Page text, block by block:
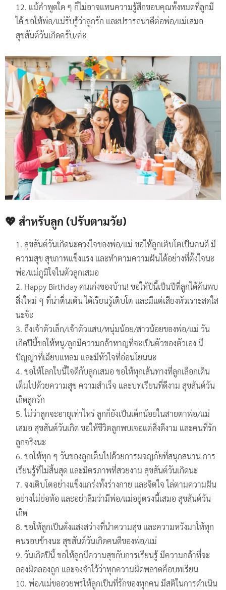
แม้คำพูดใด ๆ ก็ไม่อาจแทนความรู้สึกขอบคุณทั้งหมดที่ลูกมี
ได้ ขอให้พ่อ/แม่รับรู้ว่าลูกรัก และปรารถนาดีต่อพ่อ/แม่เสมอ
สุขสันต์วันเกิดครับ/ค่ะ
💖 สำหรับลูก (ปรับตามวัย)
สุขสันต์วันเกิดนะดวงใจของพ่อ/แม่ ขอให้ลูกเติบโตเป็นคนดี มี
ความสุข สุขภาพแข็งแรง และทำตามความฝันได้อย่างที่ตั้งใจนะ
พ่อ/แม่ภูมิใจในตัวลูกเสมอ
Happy Birthday คนเก่งของบ้าน! ขอให้ปีนี้เป็นปีที่ลูกได้ค้นพบ
สิ่งใหม่ ๆ ที่น่าตื่นเต้น ได้เรียนรู้เติบโต และมีแต่เสียงหัวเราะสดใส
นะจ๊ะ
ถึงเจ้าตัวเล็ก/เจ้าตัวแสบ/หนุ่มน้อย/สาวน้อยของพ่อ/แม่ วัน
เกิดปีนี้ขอให้หนู/ลูกมีความกล้าหาญที่จะเป็นตัวของตัวเอง มี
ปัญญาที่เฉียบแหลม และมีหัวใจที่อ่อนโยนนะ
ขอให้โลกใบนี้ใจดีกับลูกเสมอ ขอให้ทุกเส้นทางที่ลูกเลือกเดิน
เต็มไปด้วยความสุข ความสำเร็จ และบทเรียนที่ดีงาม สุขสันต์วัน
เกิดลูกรัก
ไม่ว่าลูกจะอายุเท่าไหร่ ลูกก็ยังเป็นเด็กน้อยในสายตาพ่อ/แม่
เสมอ สุขสันต์วันเกิด ขอให้ชีวิตลูกพบเจอแต่สิ่งดีงาม และคนที่รัก
ลูกจริงนะ
ขอให้ทุก ๆ วันของลูกเต็มไปด้วยการผจญภัยที่สนุกสนาน การ
เรียนรู้ที่ไม่สิ้นสุด และมิตรภาพที่สวยงาม สุขสันต์วันเกิดนะ
จงเติบโตอย่างแข็งแกร่งทั้งร่างกาย และจิตใจ ไล่ตามความฝัน
อย่างไม่ย่อท้อ และอย่าลืมว่ามีพ่อ/แม่อยู่ตรงนี้เสมอ สุขสันต์วัน
เกิด
ขอให้ลูกเป็นดั่งแสงสว่างที่นำความสุข และความหวังมาให้ทุก
คนรอบข้างนะ สุขสันต์วันเกิดคนดีของพ่อ/แม่
วันเกิดปีนี้ ขอให้ลูกมีความสุขกับการเรียนรู้ มีความกล้าที่จะ
ลองผิดลองถูก และจงจำไว้ว่าทุกความผิดพลาดคือบทเรียน
พ่อ/แม่ขออวยพรให้ลูกเป็นที่รักของทุกคน มีสติในการดำเนิน